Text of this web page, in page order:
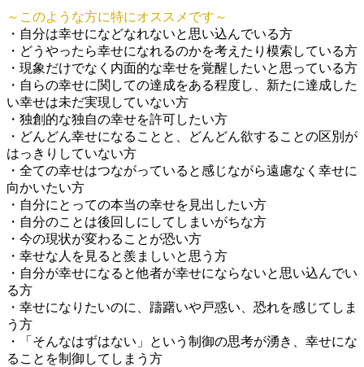
～このような方に特にオススメです～
・自分は幸せになどなれないと思い込んでいる方
・どうやったら幸せになれるのかを考えたり模索している方
・現象だけでなく内面的な幸せを覚醒したいと思っている方
・自らの幸せに関しての達成をある程度し、新たに達成した
い幸せは未だ実現していない方
・独創的な独自の幸せを許可したい方
・どんどん幸せになることと、どんどん欲することの区別が
はっきりしていない方
・全ての幸せはつながっていると感じながら遠慮なく幸せに
向かいたい方
・自分にとっての本当の幸せを見出したい方
・自分のことは後回しにしてしまいがちな方
・今の現状が変わることが恐い方
・幸せな人を見ると羨ましいと思う方
・自分が幸せになると他者が幸せにならないと思い込んでい
る方
・幸せになりたいのに、躊躇いや戸惑い、恐れを感じてしま
う方
・「そんなはずはない」という制御の思考が湧き、幸せにな
ることを制御してしまう方